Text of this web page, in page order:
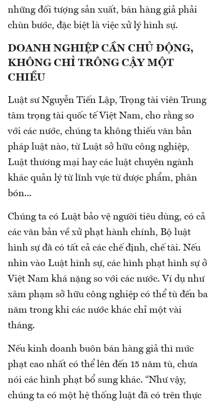
những đối tượng sản xuất, bán hàng giả phải
chùn bước, đặc biệt là việc xử lý hình sự.
DOANH NGHIỆP CẦN CHỦ ĐỘNG,
KHÔNG CHỈ TRÔNG CẬY MỘT
CHIỀU
Luật sư Nguyễn Tiến Lập, Trọng tài viên Trung
tâm trọng tài quốc tế Việt Nam, cho rằng so
với các nước, chúng ta không thiếu văn bản
pháp luật nào, từ Luật sở hữu công nghiệp,
Luật thương mại hay các luật chuyên ngành
khác quản lý từ lĩnh vực từ dược phẩm, phân
bón...
Chúng ta có Luật bảo vệ người tiêu dùng, có cả
các văn bản về xử phạt hành chính, Bộ luật
hình sự đã có tất cả các chế định, chế tài. Nếu
nhìn vào Luật hình sự, các hình phạt hình sự ở
Việt Nam khá nặng so với các nước. Ví dụ như
xâm phạm sở hữu công nghiệp có thể tù đến ba
năm trong khi các nước khác chỉ một vài
tháng.
Nếu kinh doanh buôn bán hàng giả thì mức
phạt cao nhất có thể lên đến 15 năm tù, chưa
nói các hình phạt bổ sung khác. “Như vậy,
chúng ta có một hệ thống luật đã có trên thực